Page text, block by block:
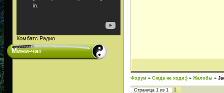
Комбатс Радио
Мини-чат
Форум » Сюда не ходи:) » Жалобы »
Страница 1 из 1 1